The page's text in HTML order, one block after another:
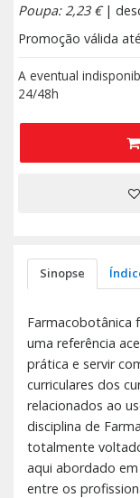
Poupa: 2,23 €|
Promoção válida
A eventual
24/48h
Sinopse
Farmacobotânica
uma referência
prática e servir
curriculares dos
relacionados ao
disciplina de
totalmente
aqui abordado
entre os